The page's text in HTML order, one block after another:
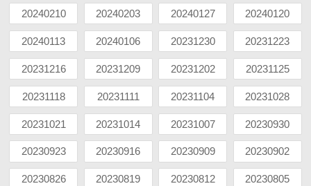
20240210 20240203 20240127 20240120
20240113 20240106 20231230 20231223
20231216 20231209 20231202 20231125
20231118 20231111 20231104 20231028
20231021 20231014 20231007 20230930
20230923 20230916 20230909 20230902
20230826 20230819 20230812 20230805